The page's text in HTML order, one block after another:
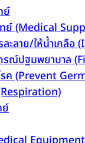
ย์
ย์ (Medical
ะลาย/ให้น้ำเกลือ
ณ์ปฐมพยาบาล
ค (Prevent
ย์